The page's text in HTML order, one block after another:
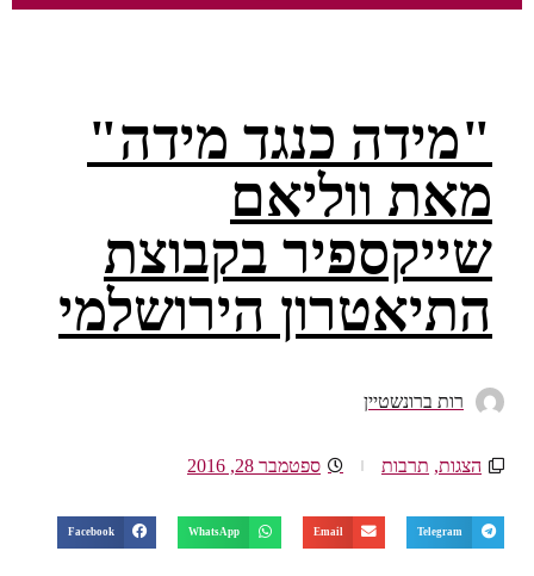
"מידה כנגד מידה"
מאת ווליאם
שייקספיר בקבוצת
התיאטרון הירושלמי
רות ברונשטיין
הצגות, תרבות ספטמבר 28, 2016
Telegram
Email
WhatsApp
Facebook